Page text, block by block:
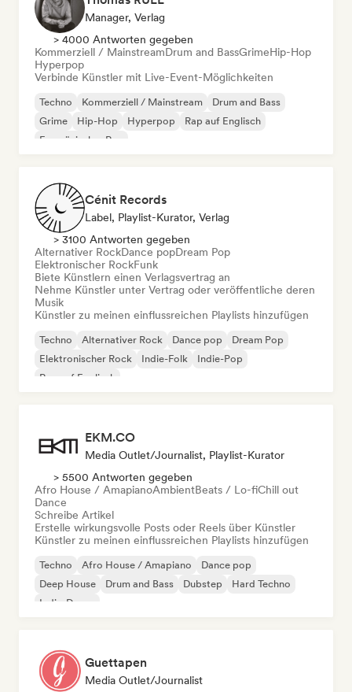
Manager, Verlag
> 4000 Antworten gegeben
Kommerziell / MainstreamDrum and BassGrimeHip-Hop
Hyperpop
Verbinde Künstler mit Live-Event-Möglichkeiten
Techno Kommerziell / Mainstream
Drum and Bass
Grime
Hip-Hop Hyperpop
Rap auf Englisch
Französischer Rap
Cénit Records
Label, Playlist-Kurator, Verlag
> 3100 Antworten gegeben
Alternativer RockDance popDream Pop
Elektronischer RockFunk
Biete Künstlern einen Verlagsvertrag an
Nehme Künstler unter Vertrag oder veröffentliche deren
Musik
Künstler zu meinen einflussreichen Playlists hinzufügen
Techno Alternativer Rock Dance pop
Dream Pop
Elektronischer Rock
Indie-Folk
Indie-Pop
Rap auf Englisch
EKM.CO
Media Outlet/Journalist, Playlist-Kurator
> 5500 Antworten gegeben
Afro House / AmapianoAmbientBeats / Lo-fiChill out
Dance
Schreibe Artikel
Erstelle wirkungsvolle Posts oder Reels über Künstler
Künstler zu meinen einflussreichen Playlists hinzufügen
Techno Afro House / Amapiano
Dance pop
Deep House
Drum and Bass Dubstep
Hard Techno
Indie-Dance
Guettapen
Media Outlet/Journalist